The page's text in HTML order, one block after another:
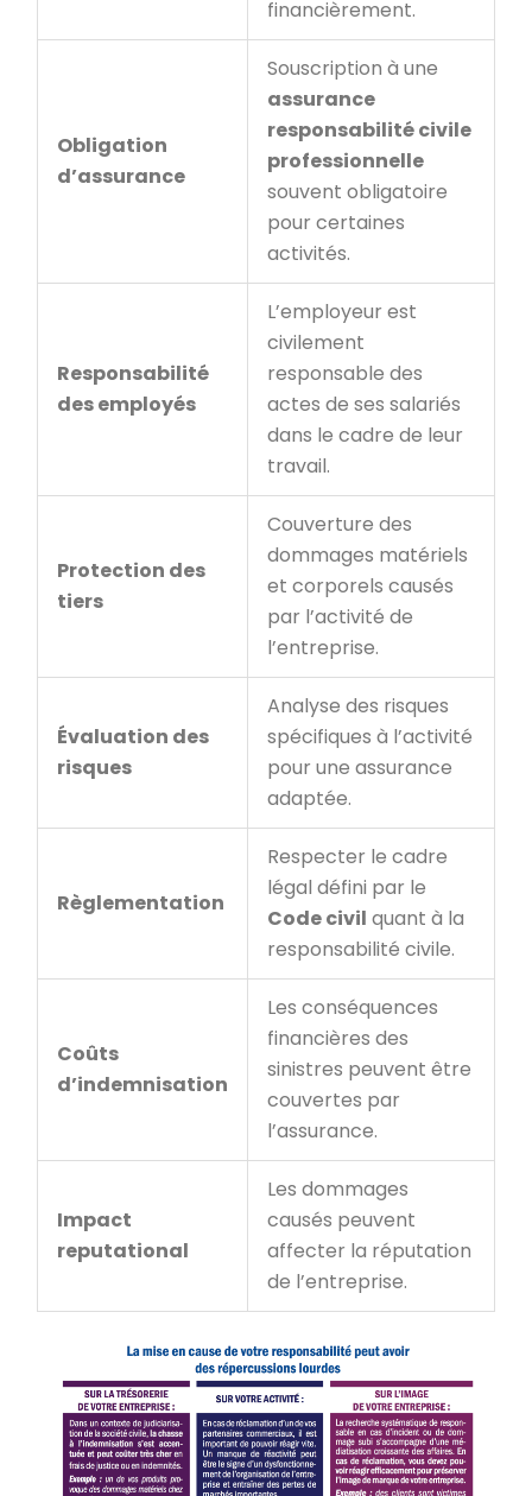
financièrement.
Obligation
d’assurance
Souscription à une
assurance
responsabilité civile
professionnelle
souvent obligatoire
pour certaines
activités.
Responsabilité
des employés
L’employeur est
civilement
responsable des
actes de ses salariés
dans le cadre de leur
travail.
Protection des
tiers
Couverture des
dommages matériels
et corporels causés
par l’activité de
l’entreprise.
Évaluation des
risques
Analyse des risques
spécifiques à l’activité
pour une assurance
adaptée.
Règlementation
Respecter le cadre
légal défini par le
Code civil quant à la
responsabilité civile.
Coûts
d’indemnisation
Les conséquences
financières des
sinistres peuvent être
couvertes par
l’assurance.
Impact
reputational
Les dommages
causés peuvent
affecter la réputation
de l’entreprise.